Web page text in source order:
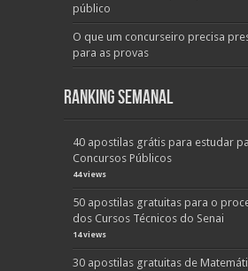
público
O que um concurseiro precisa
para as provas
Ranking Semanal
40 apostilas grátis para estudar
Concursos Públicos
44 views
50 apostilas gratuitas para o
dos Cursos Técnicos do Senai
14 views
30 apostilas gratuitas de